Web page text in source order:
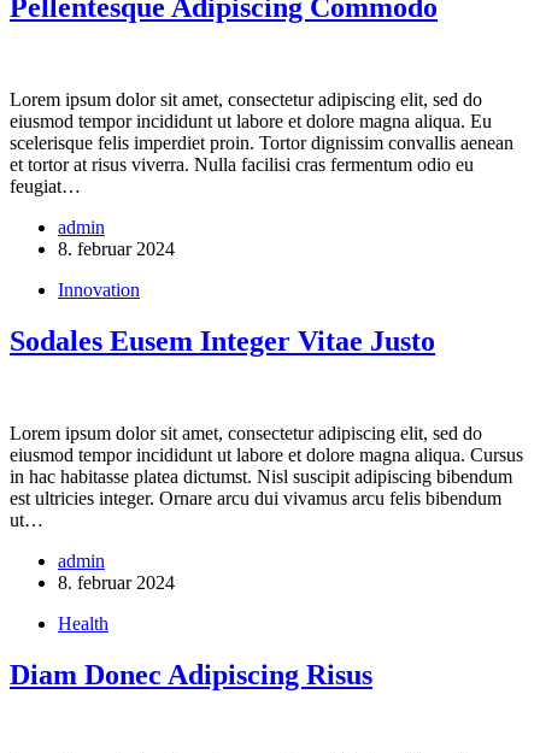
Pellentesque Adipiscing Commodo
Lorem ipsum dolor sit amet, consectetur adipiscing elit, sed do
eiusmod tempor incididunt ut labore et dolore magna aliqua. Eu
scelerisque felis imperdiet proin. Tortor dignissim convallis aenean
et tortor at risus viverra. Nulla facilisi cras fermentum odio eu
feugiat…
admin
8. februar 2024
Innovation
Sodales Eusem Integer Vitae Justo
Lorem ipsum dolor sit amet, consectetur adipiscing elit, sed do
eiusmod tempor incididunt ut labore et dolore magna aliqua. Cursus
in hac habitasse platea dictumst. Nisl suscipit adipiscing bibendum
est ultricies integer. Ornare arcu dui vivamus arcu felis bibendum
ut…
admin
8. februar 2024
Health
Diam Donec Adipiscing Risus